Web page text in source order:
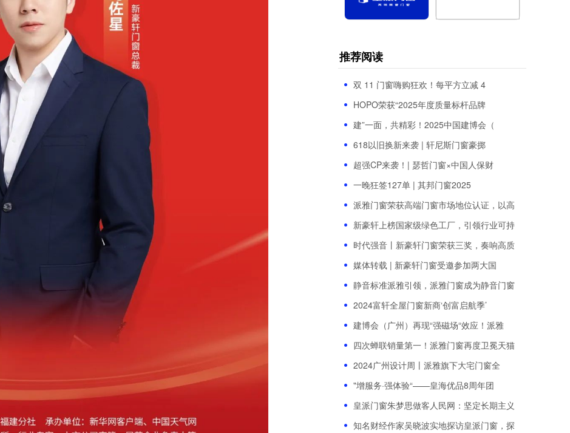
推荐阅读
双 11 门窗嗨购狂欢！每平方立减 4
HOPO荣获“2025年度质量标杆品牌
建”一面，共精彩！2025中国建博会（
618以旧换新来袭 | 轩尼斯门窗豪掷
超强CP来袭！| 瑟哲门窗×中国人保财
一晚狂签127单 | 其邦门窗2025
派雅门窗荣获高端门窗市场地位认证，以高
新豪轩上榜国家级绿色工厂，引领行业可持
时代强音丨新豪轩门窗荣获三奖，奏响高质
媒体转载 | 新豪轩门窗受邀参加两大国
静音标准派雅引领，派雅门窗成为静音门窗
2024富轩全屋门窗新商‘创富启航季’
建博会（广州）再现“强磁场“效应！派雅
四次蝉联销量第一！派雅门窗再度卫冕天猫
2024广州设计周丨派雅旗下大宅门窗全
"增服务·强体验“——皇海优品8周年团
皇派门窗朱梦思做客人民网：坚定长期主义
知名财经作家吴晓波实地探访皇派门窗，探